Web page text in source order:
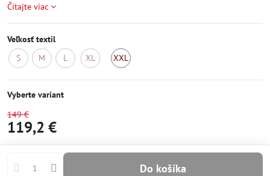
Čítajte viac
Veľkosť textil
S
M
L
XL
XXL
Vyberte variant
149 €
119,2 €
Do košíka